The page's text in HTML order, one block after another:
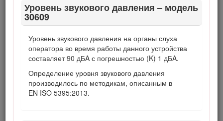
Уровень звукового давления – модель
30609
Уровень звукового давления на органы слуха
оператора во время работы данного устройства
составляет 90 дБA с погрешностью (K) 1 дБA.
Определение уровня звукового давления
производилось по методикам, описанным в
EN ISO 5395:2013.
Согласно законам штата Калифорния считается, что
выхлопные газы дизельного двигателя и некоторые
их составляющие вызывают рак, врождённые пороки,
и представляют опасность для репродуктивной
функции.
Раздел 4442 или 4443 Калифорнийского свода законов по
общественным ресурсам запрещает использовать или